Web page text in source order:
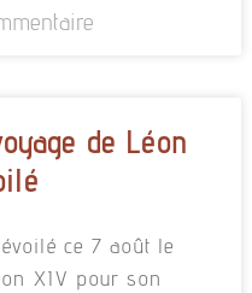
de Léon
ce 7 août le
XIV pour son